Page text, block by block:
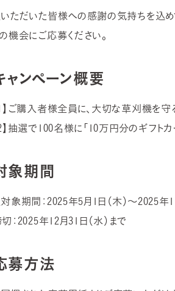
ただいた皆様への感謝の気持ちを込め
機会にご応募ください。
ンペーン概要
】ご購入者様全員に、大切な草刈機を守
】抽選で100名様に「10万円分のギフトカ
期間
象期間：2025年5月1日（木）〜2025年
：2025年12月31日（水）まで
方法